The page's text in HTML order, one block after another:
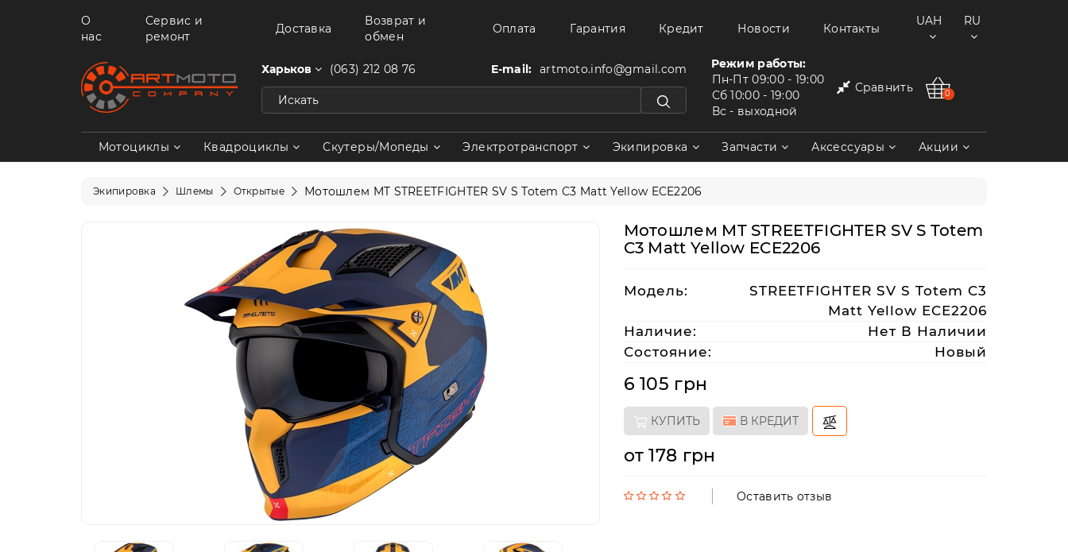
О
нас
Сервис и
ремонт
Доставка
Возврат и
обмен
Оплата Гарантия Кредит Новости Контакты
UAH RU
Харьков (063) 212 08 76 E-mail: artmoto.info@gmail.com
Режим работы:
Пн-Пт 09:00 - 19:00
Сб 10:00 - 19:00
Вс - выходной
Сравнить 0
Мотоциклы Квадроциклы Скутеры/Мопеды Электротранспорт Экипировка Запчасти Аксессуары Акции
Экипировка Шлемы Открытые Мотошлем MT STREETFIGHTER SV S Totem C3 Matt Yellow ECE2206
Мотошлем MT STREETFIGHTER SV S Totem
C3 Matt Yellow ECE2206
Модель:
STREETFIGHTER SV S Totem C3
Matt Yellow ECE2206
Наличие:
Нет В Наличии
Состояние:
Новый
6 105 грн
КУПИТЬ В КРЕДИТ
от 178 грн
Оставить отзыв